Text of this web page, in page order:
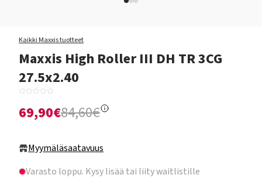
Kaikki Maxxis tuotteet
Maxxis High Roller III DH TR 3CG
27.5x2.40
69,90€84,60€
Myymäläsaatavuus
Varasto loppu. Kysy lisää tai liity waitlistille